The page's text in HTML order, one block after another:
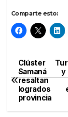
Comparte esto:
de
entradas
Clúster
Samaná
resaltan
logrados
provincia